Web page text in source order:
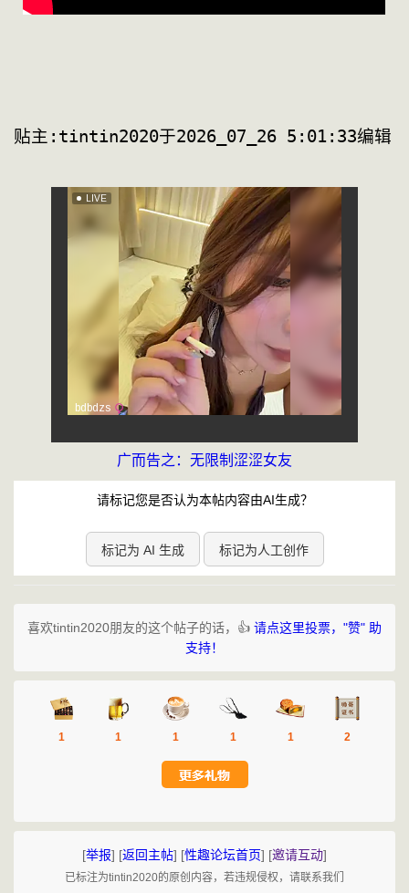
广而告之：无限制涩涩女友
请标记您是否认为本帖内容由AI生成？
标记为 AI 生成 标记为人工创作
喜欢tintin2020朋友的这个帖子的话，👍 请点这里投票，"赞" 助
支持！
1 1 1 1 1 2
[举报] [返回主帖] [性趣论坛首页] [邀请互动]
已标注为tintin2020的原创内容，若违规侵权，请联系我们